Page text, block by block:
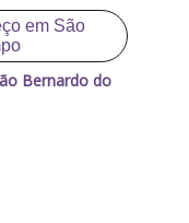
Bernardo do